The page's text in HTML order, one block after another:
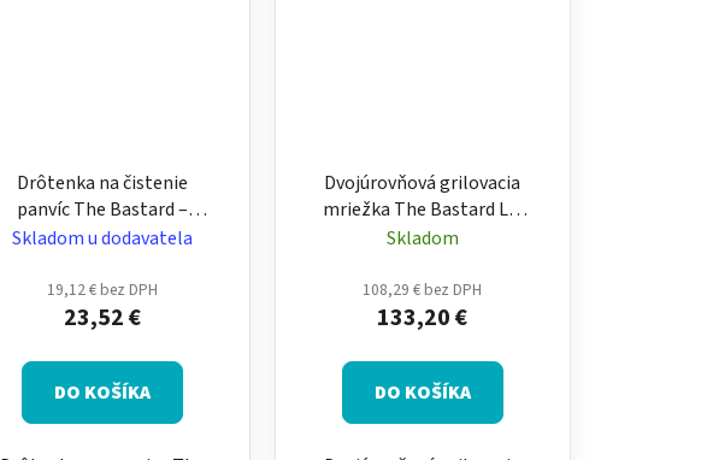
Drôtenka na čistenie
panvíc The Bastard –
čistiaci doplnok na
Skladom u dodavatela
19,12 € bez DPH
23,52 €
DO KOŠÍKA
Dvojúrovňová grilovacia
mriežka The Bastard L –
rošt na gril
Skladom
108,29 € bez DPH
133,20 €
DO KOŠÍKA